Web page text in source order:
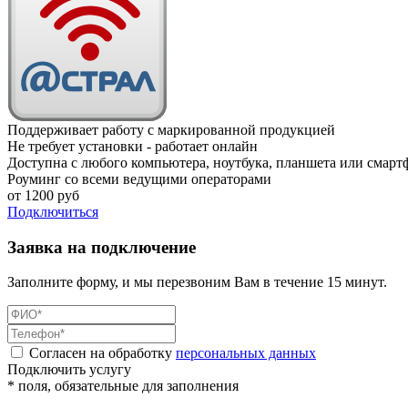
Поддерживает работу с маркированной продукцией
Не требует установки - работает онлайн
Доступна с любого компьютера, ноутбука, планшета или
Роуминг со всеми ведущими операторами
от 1200 руб
Подключиться
Заявка на подключение
Заполните форму, и мы перезвоним Вам в течение 15 минут.
Согласен на обработку персональных данных
Подключить услугу
* поля, обязательные для заполнения